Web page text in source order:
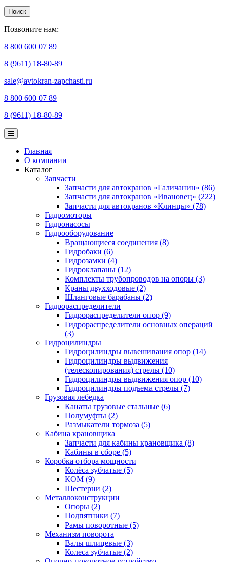
Поиск
Позвоните нам:
8 800 600 07 89
8 (9611) 18-80-89
sale@avtokran-zapchasti.ru
8 800 600 07 89
8 (9611) 18-80-89
Главная
О компании
Каталог
Запчасти
Запчасти для автокранов «Галичанин» (86)
Запчасти для автокранов «Ивановец» (222)
Запчасти для автокранов «Клинцы» (78)
Гидромоторы
Гидронасосы
Гидрооборудование
Вращающиеся соединения (8)
Гидробаки (6)
Гидрозамки (4)
Гидроклапаны (12)
Комплекты трубопроводов на опоры (3)
Краны двухходовые (2)
Шланговые барабаны (2)
Гидрораспределители
Гидрораспределители опор (9)
Гидрораспределители основных операций
(3)
Гидроцилиндры
Гидроцилиндры вывешивания опор (14)
Гидроцилиндры выдвижения
(телескопирования) стрелы (10)
Гидроцилиндры выдвижения опор (10)
Гидроцилиндры подъема стрелы (7)
Грузовая лебедка
Канаты грузовые стальные (6)
Полумуфты (2)
Размыкатели тормоза (5)
Кабина крановщика
Запчасти для кабины крановщика (8)
Кабины в сборе (5)
Коробка отбора мощности
Колёса зубчатые (5)
КОМ (9)
Шестерни (2)
Металлоконструкции
Опоры (2)
Подпятники (7)
Рамы поворотные (5)
Механизм поворота
Валы шлицевые (3)
Колеса зубчатые (2)